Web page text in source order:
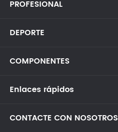
PROFESIONAL
DEPORTE
COMPONENTES
Enlaces rápidos
CONTACTE CON NOSOTROS